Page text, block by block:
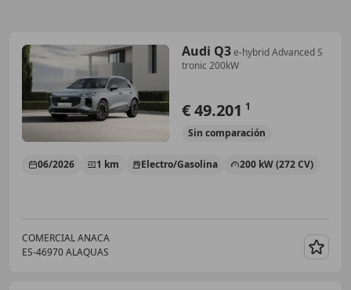
Audi Q3e-hybrid Advanced S
tronic 200kW
€ 49.201 1
Sin comparación
06/2026 1 km Electro/Gasolina 200 kW (272 CV)
COMERCIAL ANACA
ES-46970 ALAQUAS